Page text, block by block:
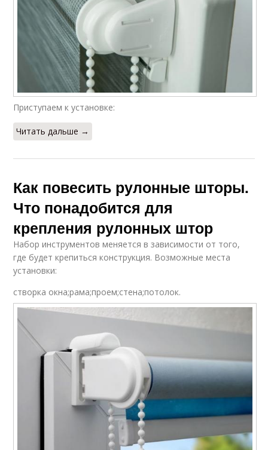
Приступаем к установке:
Читать дальше →
Как повесить рулонные шторы.
Что понадобится для
крепления рулонных штор
Набор инструментов меняется в зависимости от того,
где будет крепиться конструкция. Возможные места
установки:
створка окна;рама;проем;стена;потолок.